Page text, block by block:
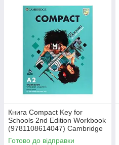
Книга Compact Key for
Schools 2nd Edition Workbook
(9781108614047) Cambridge
University Press
Готово до відправки